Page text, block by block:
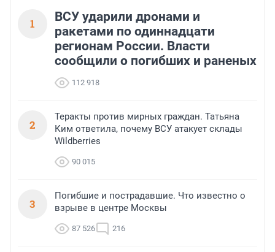
1
ВСУ ударили дронами и
ракетами по одиннадцати
регионам России. Власти
сообщили о погибших и раненых
112 918
2
Теракты против мирных граждан. Татьяна
Ким ответила, почему ВСУ атакует склады
Wildberries
90 015
3
Погибшие и пострадавшие. Что известно о
взрыве в центре Москвы
87 526 216